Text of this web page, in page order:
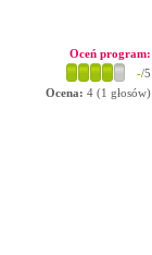
Oceń program:
-/5
Ocena: 4(1 głosów)